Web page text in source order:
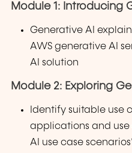
Module 1: Introducing
Generative AI
AWS generative AI
AI solution
Module 2: Exploring
Identify suitable use
applications and use
AI use case